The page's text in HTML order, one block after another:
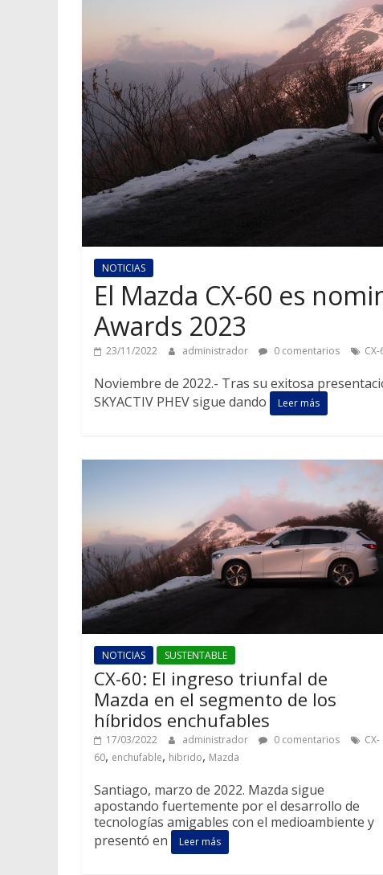
NOTICIAS
El Mazda CX-60 es
Awards 2023
23/11/2022 administrador 0 comentarios
Noviembre de 2022.- Tras su exitosa
SKYACTIV PHEV sigue dando
Leer más
NOTICIAS SUSTENTABLE
CX-60: El ingreso triunfal de
Mazda en el segmento de los
híbridos enchufables
17/03/2022 administrador 0 comentarios
CX-
60, enchufable, hibrido, Mazda
Santiago, marzo de 2022. Mazda sigue
apostando fuertemente por el desarrollo de
tecnologías amigables con el medioambiente y
presentó en
Leer más